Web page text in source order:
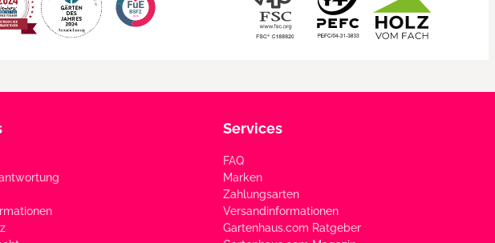
Services
FAQ
Marken
Zahlungsarten
Versandinformationen
Gartenhaus.com Ratgeber